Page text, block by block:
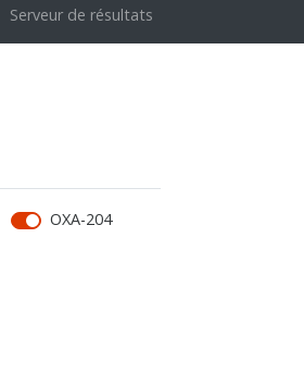
Serveur de résultats
OXA-204